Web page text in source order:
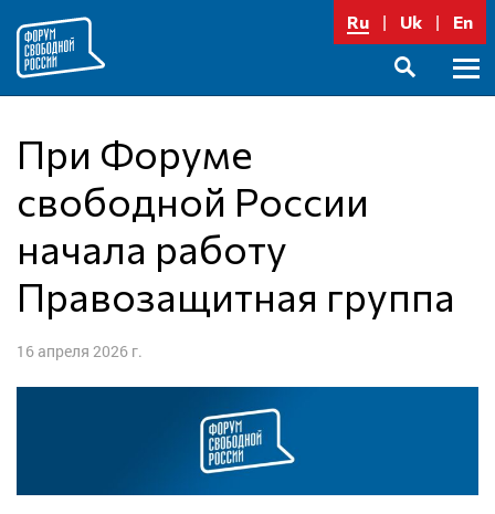
содержимому
Ru Uk En
При Форуме
свободной России
начала работу
Правозащитная группа
16 апреля 2026 г.